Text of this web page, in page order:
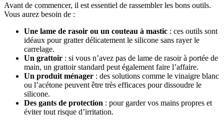
Avant de commencer, il est essentiel de rassembler les bons outils.
Vous aurez besoin de :
Une lame de rasoir ou un couteau à mastic : ces outils sont
idéaux pour gratter délicatement le silicone sans rayer le
carrelage.
Un grattoir : si vous n’avez pas de lame de rasoir à portée de
main, un grattoir standard peut également faire l’affaire.
Un produit ménager : des solutions comme le vinaigre blanc
ou l’acétone peuvent être très efficaces pour dissoudre le
silicone.
Des gants de protection : pour garder vos mains propres et
éviter tout risque d’irritation.